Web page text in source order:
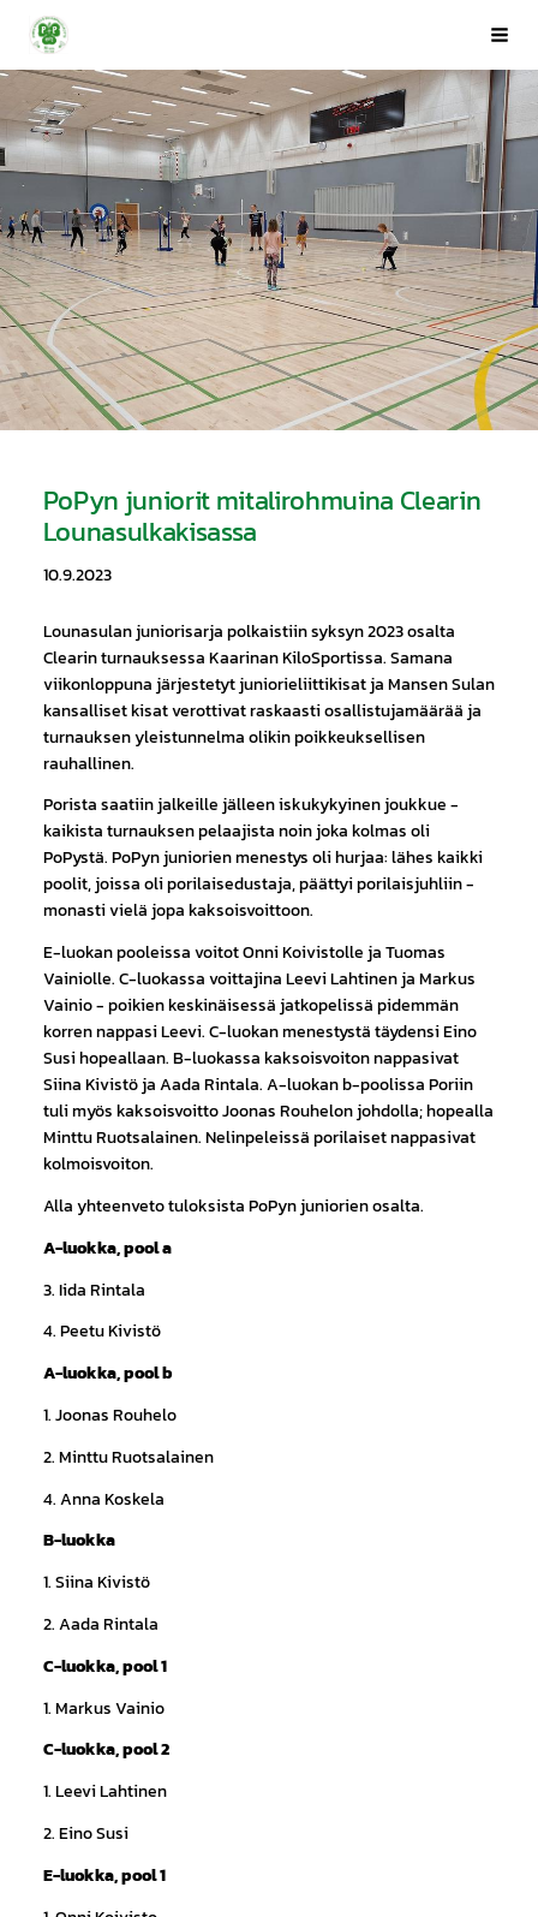
Siirry
sivun
sisältöön
Porin Pyrintö ry
PoPyn juniorit mitalirohmuina Clearin
Lounasulkakisassa
10.9.2023
Lounasulan juniorisarja polkaistiin syksyn 2023 osalta
Clearin turnauksessa Kaarinan KiloSportissa. Samana
viikonloppuna järjestetyt juniorieliittikisat ja Mansen Sulan
kansalliset kisat verottivat raskaasti osallistujamäärää ja
turnauksen yleistunnelma olikin poikkeuksellisen
rauhallinen.
Porista saatiin jalkeille jälleen iskukykyinen joukkue -
kaikista turnauksen pelaajista noin joka kolmas oli
PoPystä. PoPyn juniorien menestys oli hurjaa: lähes kaikki
poolit, joissa oli porilaisedustaja, päättyi porilaisjuhliin -
monasti vielä jopa kaksoisvoittoon.
E-luokan pooleissa voitot Onni Koivistolle ja Tuomas
Vainiolle. C-luokassa voittajina Leevi Lahtinen ja Markus
Vainio - poikien keskinäisessä jatkopelissä pidemmän
korren nappasi Leevi. C-luokan menestystä täydensi Eino
Susi hopeallaan. B-luokassa kaksoisvoiton nappasivat
Siina Kivistö ja Aada Rintala. A-luokan b-poolissa Poriin
tuli myös kaksoisvoitto Joonas Rouhelon johdolla; hopealla
Minttu Ruotsalainen. Nelinpeleissä porilaiset nappasivat
kolmoisvoiton.
Alla yhteenveto tuloksista PoPyn juniorien osalta.
A-luokka, pool a
3. Iida Rintala
4. Peetu Kivistö
A-luokka, pool b
1. Joonas Rouhelo
2. Minttu Ruotsalainen
4. Anna Koskela
B-luokka
1. Siina Kivistö
2. Aada Rintala
C-luokka, pool 1
1. Markus Vainio
C-luokka, pool 2
1. Leevi Lahtinen
2. Eino Susi
E-luokka, pool 1